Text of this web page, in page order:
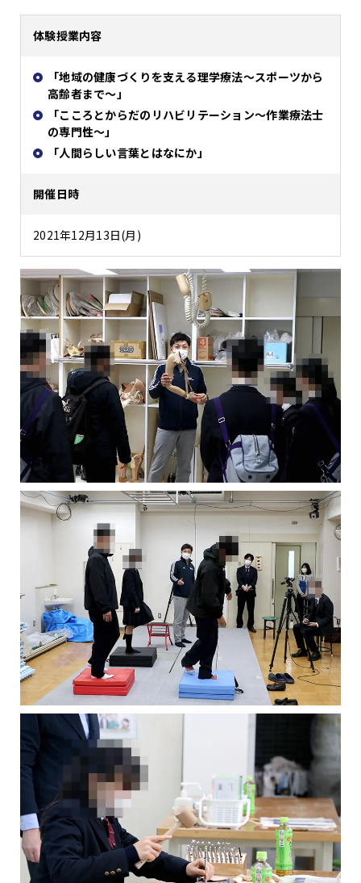
体験授業内容
「地域の健康づくりを支える理学療法～スポーツから
高齢者まで～」
「こころとからだのリハビリテーション～作業療法士
の専門性～」
「人間らしい言葉とはなにか」
開催日時
2021年12月13日(月)